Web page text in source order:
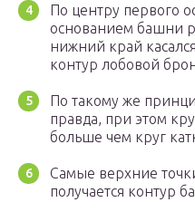
По центру первого
основанием башни
нижний край
контур лобовой
По такому же
правда, при этом
больше чем круг
Самые верхние
получается контур